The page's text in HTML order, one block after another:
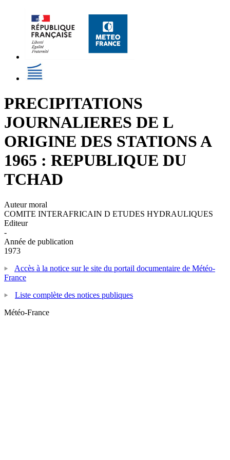
PRECIPITATIONS
JOURNALIERES DE L
ORIGINE DES STATIONS A
1965 : REPUBLIQUE DU
TCHAD
Auteur moral
COMITE INTERAFRICAIN D ETUDES HYDRAULIQUES
Editeur
-
Année de publication
1973
Accès à la notice sur le site du portail documentaire de Météo-
France
Liste complète des notices publiques
Météo-France